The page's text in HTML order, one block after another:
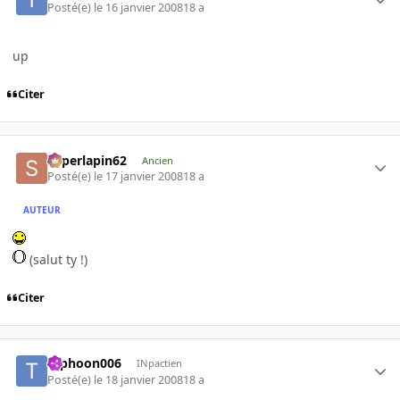
Posté(e) le 16 janvier 200818 a
up
Citer
superlapin62 Ancien
Posté(e) le 17 janvier 200818 a
AUTEUR
(salut ty !)
Citer
typhoon006 INpactien
Posté(e) le 18 janvier 200818 a